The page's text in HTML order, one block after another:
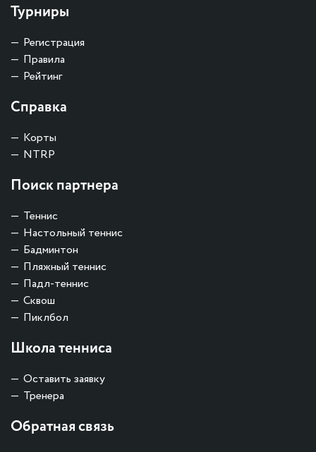
Турниры
Регистрация
Правила
Рейтинг
Справка
Корты
NTRP
Поиск партнера
Теннис
Настольный теннис
Бадминтон
Пляжный теннис
Падл-теннис
Сквош
Пиклбол
Школа тенниса
Оставить заявку
Тренера
Обратная связь